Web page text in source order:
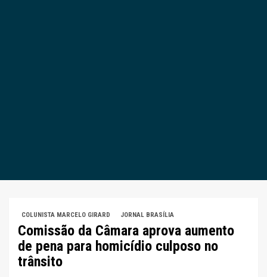
COLUNISTA MARCELO GIRARD JORNAL BRASÍLIA
Comissão da Câmara aprova aumento
de pena para homicídio culposo no
trânsito